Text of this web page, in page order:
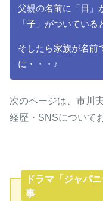
父親の名前に「日」
「子」がついている
そしたら家族が名前
に・・・♪
次のページは、市川
経歴・SNSについて
ドラマ「ジャパ
事